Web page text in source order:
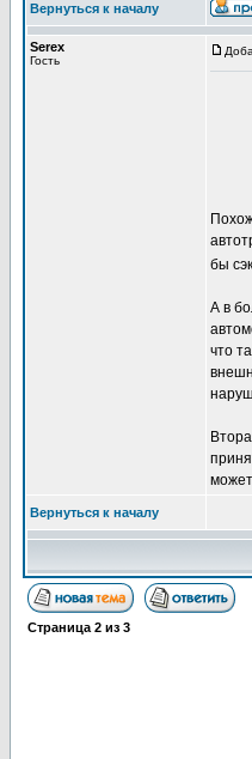
Вернуться к началу
Serex
Гость
бы
А в
что
Вернуться к началу
Страница 2 из 3